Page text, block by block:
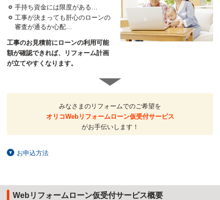
手持ち資金には限度がある…
工事が決まっても肝心のローンの
審査が通るか心配…
工事のお見積前にローンの利用可能
額が確認できれば、リフォーム計画
が立てやすくなります。
みなさまのリフォームでのご希望を
オリコWebリフォームローン仮受付サービス
がお手伝いします！
お申込方法
Webリフォームローン仮受付サービス概要